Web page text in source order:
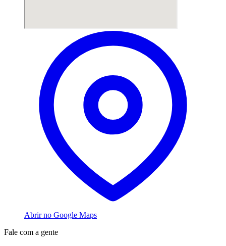
Abrir no Google Maps
Fale com a gente